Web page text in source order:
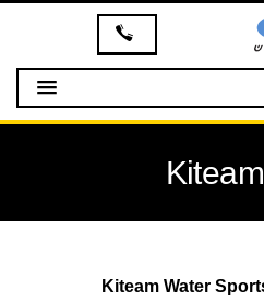
Kiteam Water